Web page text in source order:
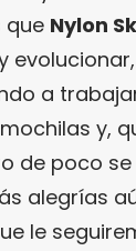
que Nylon
a
y,
de poco
alegrías
le